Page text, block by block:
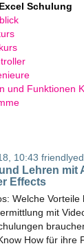
Schulung
und Funktionen
10:43
Lehren mit
Effects
Welche Vorteile
mit
How für ihre